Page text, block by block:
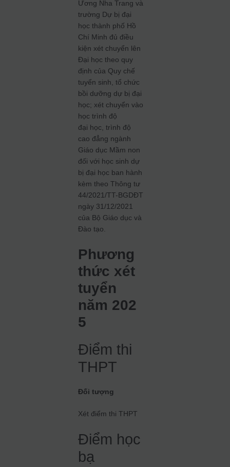
Ương Nha Trang và
trường Dự bị đại
học thành phố Hồ
Chí Minh đủ điều
kiện xét chuyển lên
Đại học theo quy
định của Quy chế
tuyển sinh, tổ chức
bồi dưỡng dự bị đại
học; xét chuyển vào
học trình độ
đại học, trình độ
cao đẳng ngành
Giáo dục Mầm non
đối với học sinh dự
bị đại học ban hành
kèm theo Thông tư
44/2021/TT-BGDĐT
ngày 31/12/2021
của Bộ Giáo dục và
Đào tạo.
Phương
thức xét
tuyển
năm 202
5
Điểm thi
THPT
Đối tượng
Xét điểm thi THPT
Điểm học
bạ